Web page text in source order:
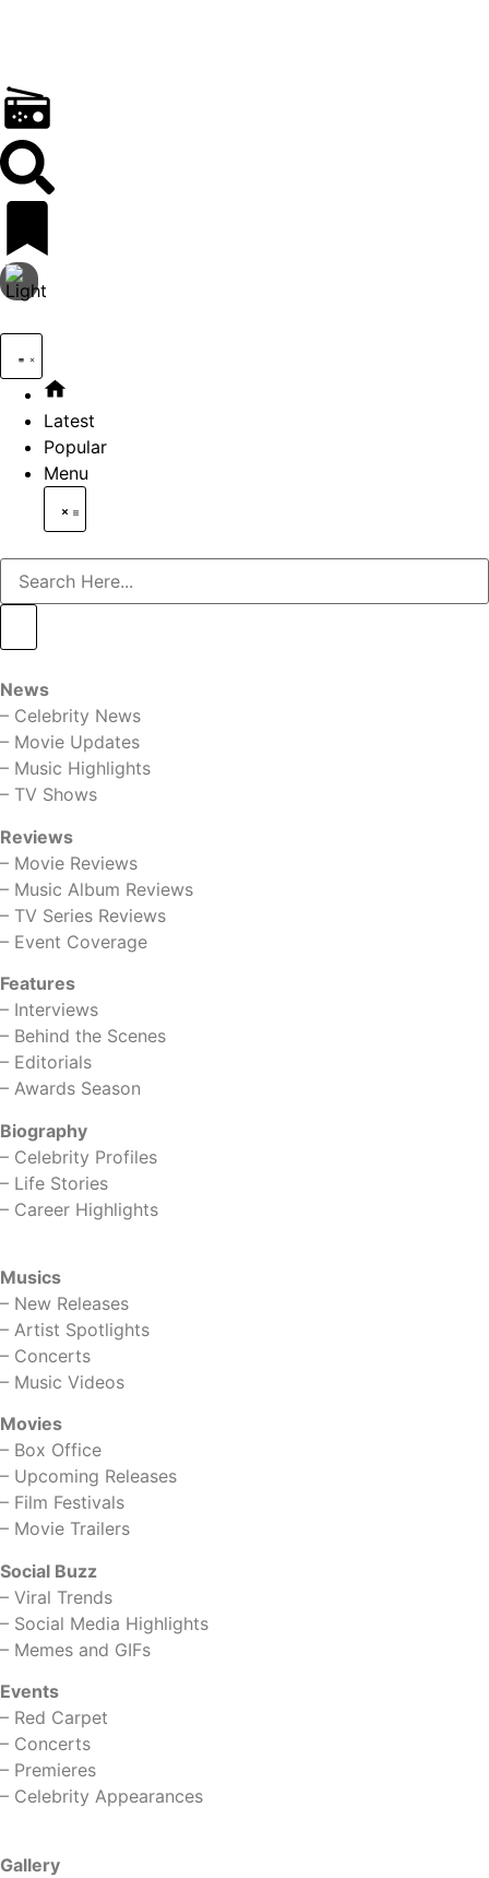
Latest
Popular
Menu
News
– Celebrity News
– Movie Updates
– Music Highlights
– TV Shows
Reviews
– Movie Reviews
– Music Album Reviews
– TV Series Reviews
– Event Coverage
Features
– Interviews
– Behind the Scenes
– Editorials
– Awards Season
Biography
– Celebrity Profiles
– Life Stories
– Career Highlights
Musics
– New Releases
– Artist Spotlights
– Concerts
– Music Videos
Movies
– Box Office
– Upcoming Releases
– Film Festivals
– Movie Trailers
Social Buzz
– Viral Trends
– Social Media Highlights
– Memes and GIFs
Events
– Red Carpet
– Concerts
– Premieres
– Celebrity Appearances
Gallery